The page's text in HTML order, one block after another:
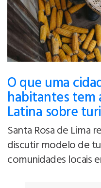
O que uma
habitantes tem
Latina sobre
Santa Rosa de Lima
discutir modelo de
comunidades locais